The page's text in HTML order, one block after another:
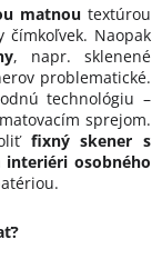
matnoutextúrou
Naopak
, napr. sklenené
problematické.
technológiu –
sprejom.
fixný skener s
interiéri osobného